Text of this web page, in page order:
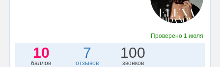
Проверено 1 июля
10
баллов
7
отзывов
100
звонков